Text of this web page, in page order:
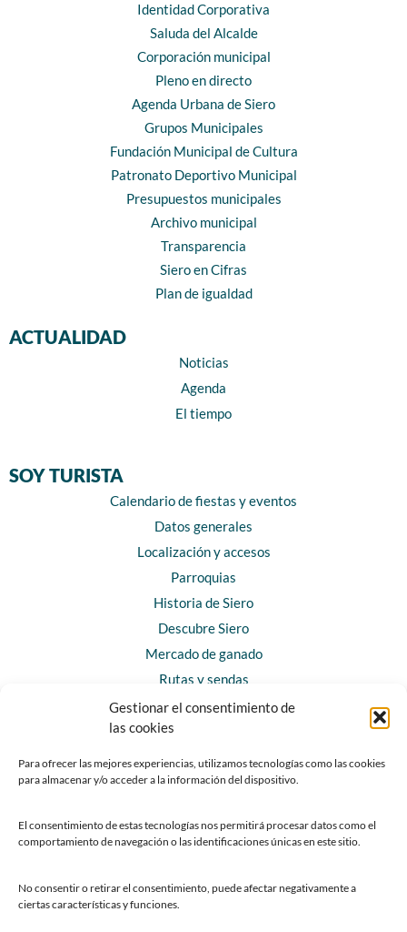
Gestionar el consentimiento de
las cookies
Para ofrecer las mejores experiencias, utilizamos tecnologías como las cookies
para almacenar y/o acceder a la información del dispositivo.
El consentimiento de estas tecnologías nos permitirá procesar datos como el
comportamiento de navegación o las identificaciones únicas en este sitio.
No consentir o retirar el consentimiento, puede afectar negativamente a
ciertas características y funciones.
Identidad Corporativa
Saluda del Alcalde
Corporación municipal
Pleno en directo
Agenda Urbana de Siero
Grupos Municipales
Fundación Municipal de Cultura
Patronato Deportivo Municipal
Presupuestos municipales
Archivo municipal
Transparencia
Siero en Cifras
Plan de igualdad
ACTUALIDAD
Noticias
Agenda
El tiempo
SOY TURISTA
Calendario de fiestas y eventos
Datos generales
Localización y accesos
Parroquias
Historia de Siero
Descubre Siero
Mercado de ganado
Rutas y sendas
Horarios y contacto
Teléfonos de interés
Chatbot Siero
SEDES ELECTRÓNICAS
Sede del Ayuntamiento de Siero